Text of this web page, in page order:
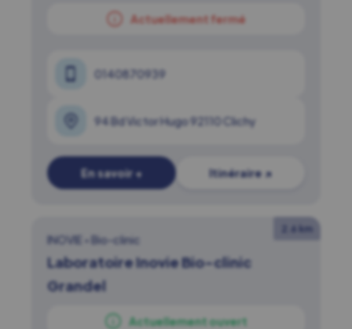
Actuellement fermé
0140870939
94 Bd Victor Hugo 92110 Clichy
En savoir + Itinéraire ↗
2.6 km
INOVIE • Bio-clinic
Laboratoire Inovie Bio-clinic
Grandel
Actuellement ouvert